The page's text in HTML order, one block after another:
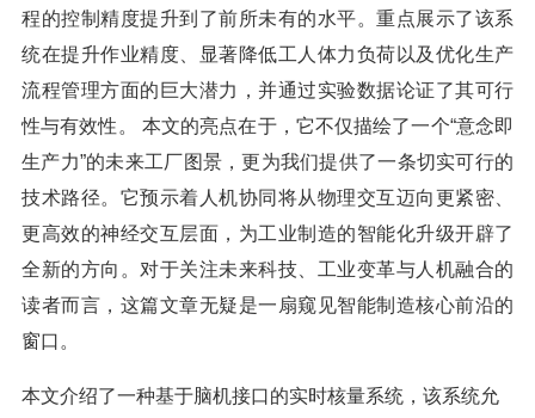
程的控制精度提升到了前所未有的水平。重点展示了该系
统在提升作业精度、显著降低工人体力负荷以及优化生产
流程管理方面的巨大潜力，并通过实验数据论证了其可行
性与有效性。 本文的亮点在于，它不仅描绘了一个“意念即
生产力”的未来工厂图景，更为我们提供了一条切实可行的
技术路径。它预示着人机协同将从物理交互迈向更紧密、
更高效的神经交互层面，为工业制造的智能化升级开辟了
全新的方向。对于关注未来科技、工业变革与人机融合的
读者而言，这篇文章无疑是一扇窥见智能制造核心前沿的
窗口。
本文介绍了一种基于脑机接口的实时核量系统，该系统允